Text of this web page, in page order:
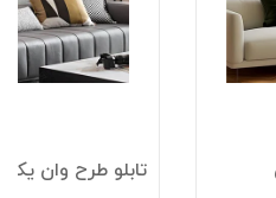
تابلو طرح آیت